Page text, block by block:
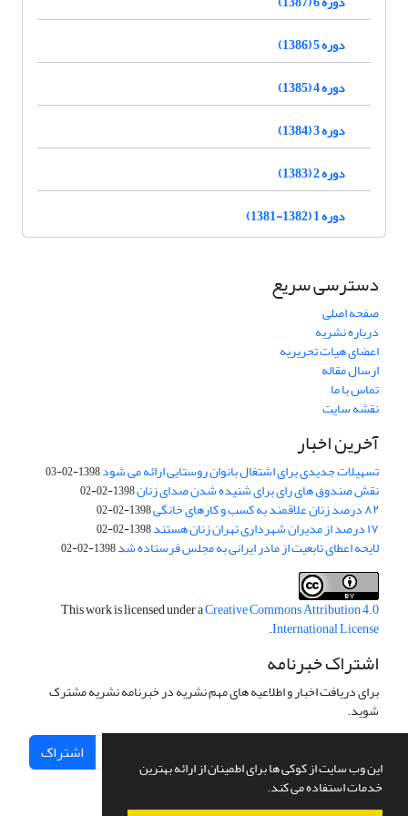
این وب سایت از کوکی ها برای اطمینان از ارائه بهترین
خدمات استفاده می کند.
دوره 5 (1386)
دوره 4 (1385)
دوره 3 (1384)
دوره 2 (1383)
دوره 1 (1382-1381)
دسترسی سریع
صفحه اصلی
درباره نشریه
اعضای هیات تحریریه
ارسال مقاله
تماس با ما
نقشه سایت
آخرین اخبار
تسهیلات جدیدی برای اشتغال بانوان روستایی ارائه می شود1398-02-03
نقش صندوق های رای برای شنیده شدن صدای زنان1398-02-02
۸۲ درصد زنان علاقمند به کسب و کارهای خانگی 1398-02-02
۱۷ درصد از مدیران شهرداری تهران زنان هستند 1398-02-02
لایحه اعطای تابعیت از مادر ایرانی به مجلس فرستاده شد1398-02-02
This work is licensed under aCreative Commons Attribution 4.0
International License
.
اشتراک خبرنامه
برای دریافت اخبار و اطلاعیه های مهم نشریه در خبرنامه نشریه مشترک
شوید.
اشتراک